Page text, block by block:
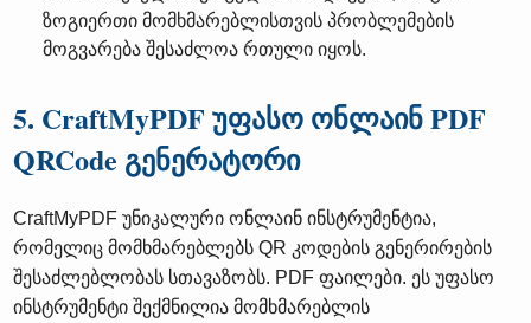
ზოგიერთი მომხმარებლისთვის პრობლემების
მოგვარება შესაძლოა რთული იყოს.
5. CraftMyPDF უფასო ონლაინ PDF
QRCode გენერატორი
CraftMyPDF უნიკალური ონლაინ ინსტრუმენტია,
რომელიც მომხმარებლებს QR კოდების გენერირების
შესაძლებლობას სთავაზობს. PDF ფაილები. ეს უფასო
ინსტრუმენტი შექმნილია მომხმარებლის